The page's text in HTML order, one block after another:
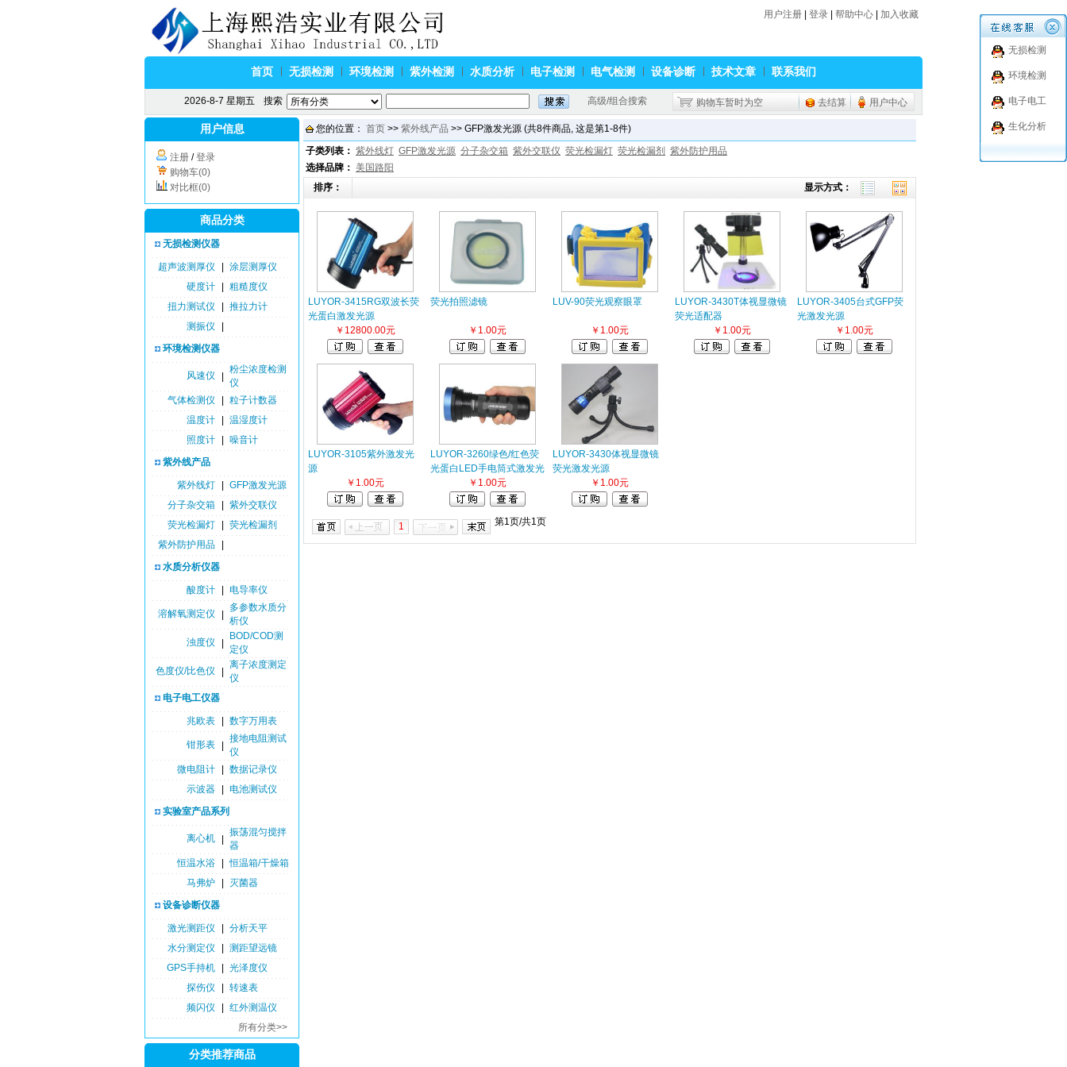
用户注册 登录 帮助中心 加入收藏
首页 无损检测 环境检测 紫外检测 水质分析 电子检测 电气检测 设备诊断 技术文章 联系我们
2026-8-7 星期五 搜索 高级/组合搜索 购物车暂时为空 去结算 用户中心
无损检测
环境检测
电子电工
生化分析
用户信息
注册 /登录
购物车(0)
对比框(0)
商品分类
无损检测仪器
超声波测厚仪
涂层测厚仪
硬度计
粗糙度仪
扭力测试仪
推拉力计
测振仪
环境检测仪器
风速仪
粉尘浓度检测
仪
气体检测仪
粒子计数器
温度计
温湿度计
照度计
噪音计
紫外线产品
紫外线灯
GFP激发光源
分子杂交箱
紫外交联仪
荧光检漏灯
荧光检漏剂
紫外防护用品
水质分析仪器
酸度计 电导率仪
溶解氧测定仪
多参数水质分
析仪
浊度仪
BOD/COD测
定仪
色度仪/比色仪
离子浓度测定
仪
电子电工仪器
兆欧表 数字万用表
钳形表
接地电阻测试
仪
微电阻计
数据记录仪
示波器
电池测试仪
实验室产品系列
离心机
振荡混匀搅拌
器
恒温水浴
恒温箱/干燥箱
马弗炉
灭菌器
设备诊断仪器
激光测距仪
分析天平
水分测定仪
测距望远镜
GPS手持机
光泽度仪
探伤仪
转速表
频闪仪
红外测温仪
所有分类>>
分类推荐商品
您的位置： 首页 >> 紫外线产品 >> GFP激发光源 (共8件商品, 这是第1-8件)
子类列表： 紫外线灯 GFP激发光源 分子杂交箱 紫外交联仪 荧光检漏灯 荧光检漏剂
紫外防护用品
选择品牌： 美国路阳
排序：
显示方式：
LUYOR-3415RG双波长荧
光蛋白激发光源
￥12800.00元
荧光拍照滤镜
￥1.00元
LUV-90荧光观察眼罩
￥1.00元
LUYOR-3430T体视显微镜
荧光适配器
￥1.00元
LUYOR-3405台式GFP荧
光激发光源
￥1.00元
LUYOR-3105紫外激发光
源
￥1.00元
LUYOR-3260绿色/红色荧
光蛋白LED手电筒式激发光
￥1.00元
LUYOR-3430体视显微镜
荧光激发光源
￥1.00元
第1页/共1页
1